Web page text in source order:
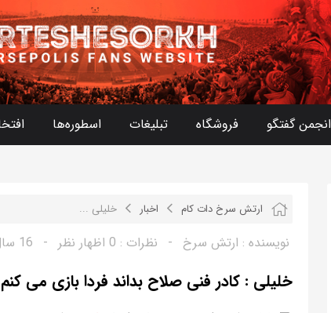
انجمن گفتگو فروشگاه تبلیغات اسطوره‌ها
ارتش سرخ دات کام اخبار خلیلی ...
نویسنده : ارتش سرخ - نظرات : 0 اظهار نظر - 16 سال پیش
خلیلی : کادر فنی صلاح بداند فردا بازی می کنم